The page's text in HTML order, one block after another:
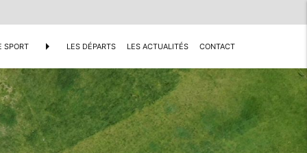
SPORT arrow_right LES DÉPARTS LES ACTUALITÉS CONTACT